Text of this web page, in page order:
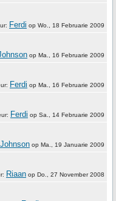
Ferdi op Wo., 18 Februarie 2009
op Ma., 16 Februarie 2009
Ferdi op Ma., 16 Februarie 2009
Ferdi op Sa., 14 Februarie 2009
op Ma., 19 Januarie 2009
Riaan op Do., 27 November 2008